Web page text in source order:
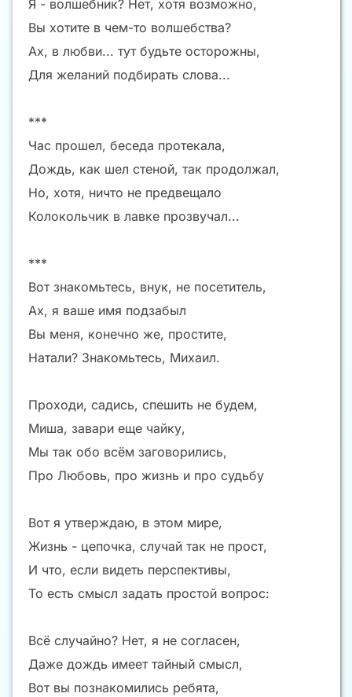
Я - волшебник? Нет, хотя возможно,
Вы хотите в чем-то волшебства?
Ах, в любви... тут будьте осторожны,
Для желаний подбирать слова...
***
Час прошел, беседа протекала,
Дождь, как шел стеной, так продолжал,
Но, хотя, ничто не предвещало
Колокольчик в лавке прозвучал...
***
Вот знакомьтесь, внук, не посетитель,
Ах, я ваше имя подзабыл
Вы меня, конечно же, простите,
Натали? Знакомьтесь, Михаил.
Проходи, садись, спешить не будем,
Миша, завари еще чайку,
Мы так обо всём заговорились,
Про Любовь, про жизнь и про судьбу
Вот я утверждаю, в этом мире,
Жизнь - цепочка, случай так не прост,
И что, если видеть перспективы,
То есть смысл задать простой вопрос:
Всё случайно? Нет, я не согласен,
Даже дождь имеет тайный смысл,
Вот вы познакомились ребята,